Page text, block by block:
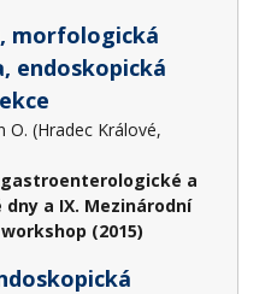
morfologická
endoskopická
O. (Hradec Králové,
gastroenterologické a
a IX. Mezinárodní
(2015)